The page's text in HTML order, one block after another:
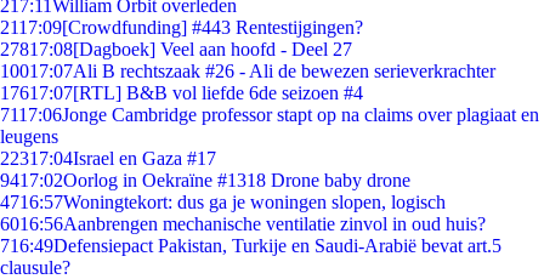
217:11William Orbit overleden
2117:09[Crowdfunding] #443 Rentestijgingen?
27817:08[Dagboek] Veel aan hoofd - Deel 27
10017:07Ali B rechtszaak #26 - Ali de bewezen serieverkrachter
17617:07[RTL] B&B vol liefde 6de seizoen #4
7117:06Jonge Cambridge professor stapt op na claims over plagiaat en
leugens
22317:04Israel en Gaza #17
9417:02Oorlog in Oekraïne #1318 Drone baby drone
4716:57Woningtekort: dus ga je woningen slopen, logisch
6016:56Aanbrengen mechanische ventilatie zinvol in oud huis?
716:49Defensiepact Pakistan, Turkije en Saudi-Arabië bevat art.5
clausule?